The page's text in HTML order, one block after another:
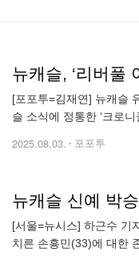
뉴캐슬, ‘리버풀
[포포투=김재연] 뉴캐슬
슬 소식에 정통한 ‘크로
2025.08.03. 포포투
뉴캐슬 신예 박
[서울=뉴시스] 하근수 기
치른 손흥민(33)에 대한